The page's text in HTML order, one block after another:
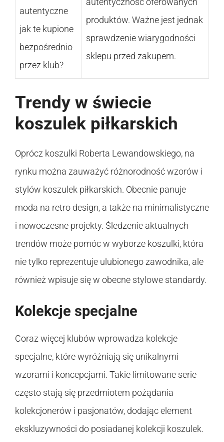
autentyczne
jak te kupione
bezpośrednio
przez klub?
produktów. Ważne jest jednak
sprawdzenie wiarygodności
sklepu przed zakupem.
Trendy w świecie
koszulek piłkarskich
Oprócz koszulki Roberta Lewandowskiego, na
rynku można zauważyć różnorodność wzorów i
stylów koszulek piłkarskich. Obecnie panuje
moda na retro design, a także na minimalistyczne
i nowoczesne projekty. Śledzenie aktualnych
trendów może pomóc w wyborze koszulki, która
nie tylko reprezentuje ulubionego zawodnika, ale
również wpisuje się w obecne stylowe standardy.
Kolekcje specjalne
Coraz więcej klubów wprowadza kolekcje
specjalne, które wyróżniają się unikalnymi
wzorami i koncepcjami. Takie limitowane serie
często stają się przedmiotem pożądania
kolekcjonerów i pasjonatów, dodając element
ekskluzywności do posiadanej kolekcji koszulek.